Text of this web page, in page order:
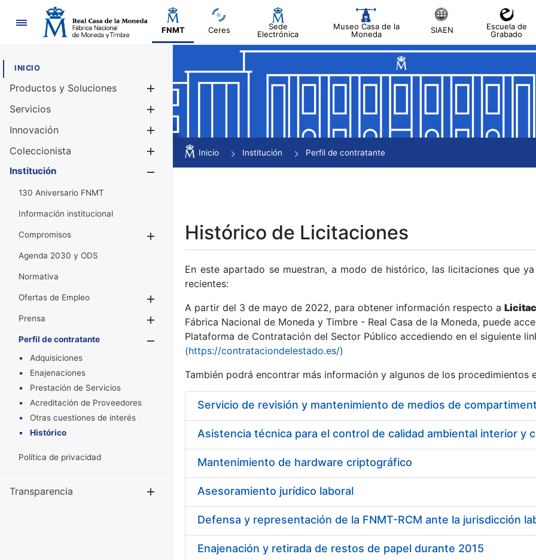
Navegación
FNMT Ceres
Sede
Electrónica
Museo Casa de la
Moneda
SIAEN
Escuela de
Grabado
INICIO
Productos y Soluciones
Mostrar/Ocultar
Servicios
Innovación
Coleccionista
Mostrar/Ocultar
Institución
130 Aniversario FNMT
Información institucional
Compromisos
Mostrar/Ocultar
Agenda 2030 y ODS
Normativa
Ofertas de Empleo
Prensa
Mostrar/Ocultar
Perfil de contratante
Mostrar/Ocultar
Adquisiciones
Enajenaciones
Prestación de Servicios
Acreditación de Proveedores
Otras cuestiones de interés
Histórico
Política de privacidad
Transparencia Mostrar/Ocultar
Inicio Institución Perfil de contratante
Histórico de Licitaciones
En este apartado se muestran, a modo de histórico, las licitaciones que
recientes:
A partir del 3 de mayo de 2022, para obtener información respecto a
Fábrica Nacional de Moneda y Timbre - Real Casa de la Moneda, puede
Plataforma de Contratación del Sector Público accediendo en el siguiente
(https://contrataciondelestado.es/)
También podrá encontrar más información y algunos de los procedimientos
Servicio de revisión y mantenimiento de medios de
Asistencia técnica para el control de calidad ambiental interior y
Mantenimiento de hardware criptográfico
Asesoramiento jurídico laboral
Defensa y representación de la FNMT-RCM ante la jurisdicción
Enajenación y retirada de restos de papel durante 2015